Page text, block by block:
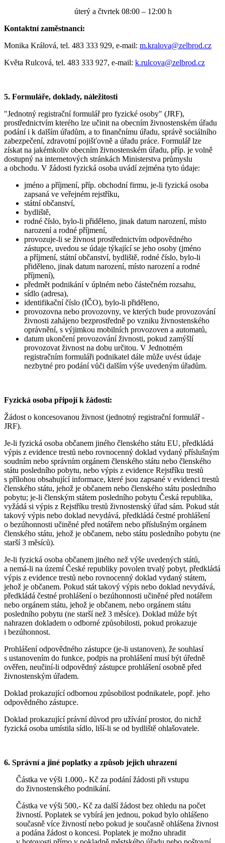
úterý a čtvrtek 08:00 – 12:00 h
Kontaktní zaměstnanci:
Monika Králová, tel. 483 333 929, e-mail: m.kralova@zelbrod.cz
Květa Rulcová, tel. 483 333 927, e-mail: k.rulcova@zelbrod.cz
5. Formuláře, doklady, náležitosti
"Jednotný registrační formulář pro fyzické osoby" (JRF),
prostřednictvím kterého lze učinit na obecním živnostenském úřadu
podání i k dalším úřadům, a to finančnímu úřadu, správě sociálního
zabezpečení, zdravotní pojišťovně a úřadu práce. Formulář lze
získat na jakémkoliv obecním živnostenském úřadu, příp. je volně
dostupný na internetových stránkách Ministerstva průmyslu
a obchodu. V žádosti fyzická osoba uvádí zejména tyto údaje:
jméno a příjmení, příp. obchodní firmu, je-li fyzická osoba
zapsaná ve veřejném rejstříku,
státní občanství,
bydliště,
rodné číslo, bylo-li přiděleno, jinak datum narození, místo
narození a rodné příjmení,
provozuje-li se živnost prostřednictvím odpovědného
zástupce, uvedou se údaje týkající se jeho osoby (jméno
a příjmení, státní občanství, bydliště, rodné číslo, bylo-li
přiděleno, jinak datum narození, místo narození a rodné
příjmení),
předmět podnikání v úplném nebo částečném rozsahu,
sídlo (adresa),
identifikační číslo (IČO), bylo-li přiděleno,
provozovna nebo provozovny, ve kterých bude provozování
živnosti zahájeno bezprostředně po vzniku živnostenského
oprávnění, s výjimkou mobilních provozoven a automatů,
datum ukončení provozování živnosti, pokud zamýšlí
provozovat živnost na dobu určitou. V Jednotném
registračním formuláři podnikatel dále může uvést údaje
nezbytné pro podání vůči dalším výše uvedeným úřadům.
Fyzická osoba připojí k žádosti:
Žádost o koncesovanou živnost (jednotný registrační formulář -
JRF).
Je-li fyzická osoba občanem jiného členského státu EU, předkládá
výpis z evidence trestů nebo rovnocenný doklad vydaný příslušným
soudním nebo správním orgánem členského státu nebo členského
státu posledního pobytu, nebo výpis z evidence Rejstříku trestů
s přílohou obsahující informace, které jsou zapsané v evidenci trestů
členského státu, jehož je občanem nebo členského státu posledního
pobytu; je-li členským státem posledního pobytu Česká republika,
vyžádá si výpis z Rejstříku trestů živnostenský úřad sám. Pokud stát
takový výpis nebo doklad nevydává, předkládá čestné prohlášení
o bezúhonnosti učiněné před notářem nebo příslušným orgánem
členského státu, jehož je občanem, nebo státu posledního pobytu (ne
starší 3 měsíců).
Je-li fyzická osoba občanem jiného než výše uvedených států,
a nemá-li na území České republiky povolen trvalý pobyt, předkládá
výpis z evidence trestů nebo rovnocenný doklad vydaný státem,
jehož je občanem. Pokud stát takový výpis nebo doklad nevydává,
předkládá čestné prohlášení o bezúhonnosti učiněné před notářem
nebo orgánem státu, jehož je občanem, nebo orgánem státu
posledního pobytu (ne starší než 3 měsíce). Doklad může být
nahrazen dokladem o odborné způsobilosti, pokud prokazuje
i bezúhonnost.
Prohlášení odpovědného zástupce (je-li ustanoven), že souhlasí
s ustanovením do funkce, podpis na prohlášení musí být úředně
ověřen, neučiní-li odpovědný zástupce prohlášení osobně před
živnostenským úřadem.
Doklad prokazující odbornou způsobilost podnikatele, popř. jeho
odpovědného zástupce.
Doklad prokazující právní důvod pro užívání prostor, do nichž
fyzická osoba umístila sídlo, liší-li se od bydliště ohlašovatele.
6. Správní a jiné poplatky a způsob jejich uhrazení
Částka ve výši 1.000,- Kč za podání žádosti při vstupu
do živnostenského podnikání.
Částka ve výši 500,- Kč za další žádost bez ohledu na počet
živností. Poplatek se vybírá jen jednou, pokud bylo ohlášeno
současně více živností nebo pokud je současně ohlášena živnost
a podána žádost o koncesi. Poplatek je možno uhradit